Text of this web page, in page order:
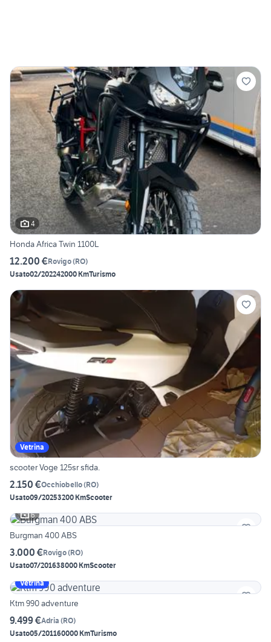
4
Honda Africa Twin 1100L
12.200 €Rovigo(RO)
Usato02/202242000 KmTurismo
Vetrina
scooter Voge 125sr sfida.
2.150 €Occhiobello(RO)
Usato09/20253200 KmScooter
6
Burgman 400 ABS
3.000 €Rovigo(RO)
Usato07/201638000 KmScooter
Vetrina
Ktm 990 adventure
9.499 €Adria (RO)
Usato05/201160000 KmTurismo